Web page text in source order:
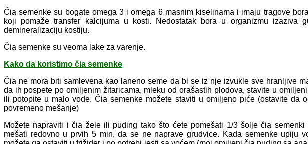
Čia semenke su bogate omega 3 i omega 6 masnim kiselinama i imaju tragove
koji pomaže transfer kalcijuma u kosti. Nedostatak bora u organizmu izaziva
demineralizaciju kostiju.
Čia semenke su veoma lake za varenje.
Kako da koristimo čia semenke
Čia ne mora biti samlevena kao laneno seme da bi se iz nje izvukle sve hranljive
da ih pospete po omiljenim žitaricama, mleku od orašastih plodova, stavite u
ili potopite u malo vode. Čia semenke možete staviti u omiljeno piće (ostavite da
povremeno mešanje)
Možete napraviti i čia žele ili puding tako što ćete pomešati 1/3 šolje čia
mešati redovno u prvih 5 min, da se ne naprave grudvice. Kada semenke upiju